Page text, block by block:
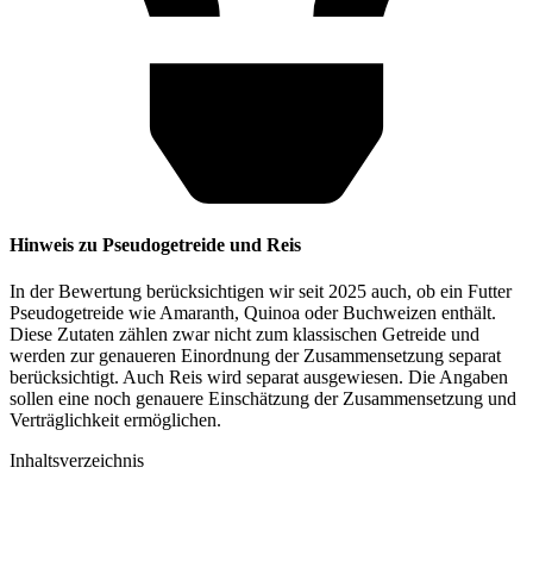
Hinweis zu Pseudogetreide und Reis
In der Bewertung berücksichtigen wir seit 2025 auch, ob ein Futter
Pseudogetreide wie Amaranth, Quinoa oder Buchweizen enthält.
Diese Zutaten zählen zwar nicht zum klassischen Getreide und
werden zur genaueren Einordnung der Zusammensetzung separat
berücksichtigt. Auch Reis wird separat ausgewiesen. Die Angaben
sollen eine noch genauere Einschätzung der Zusammensetzung und
Verträglichkeit ermöglichen.
Inhaltsverzeichnis​